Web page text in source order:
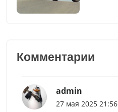
Комментарии
admin
27 мая 2025 21:56